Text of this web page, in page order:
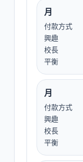
月
付款方式
興趣
校長
平衡
月
付款方式
興趣
校長
平衡